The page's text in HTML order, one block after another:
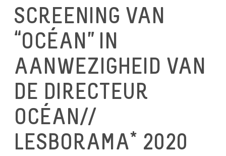
SCREENING VAN
“OCÉAN” IN
AANWEZIGHEID VAN
DE DIRECTEUR
OCÉAN//
LESBORAMA* 2020